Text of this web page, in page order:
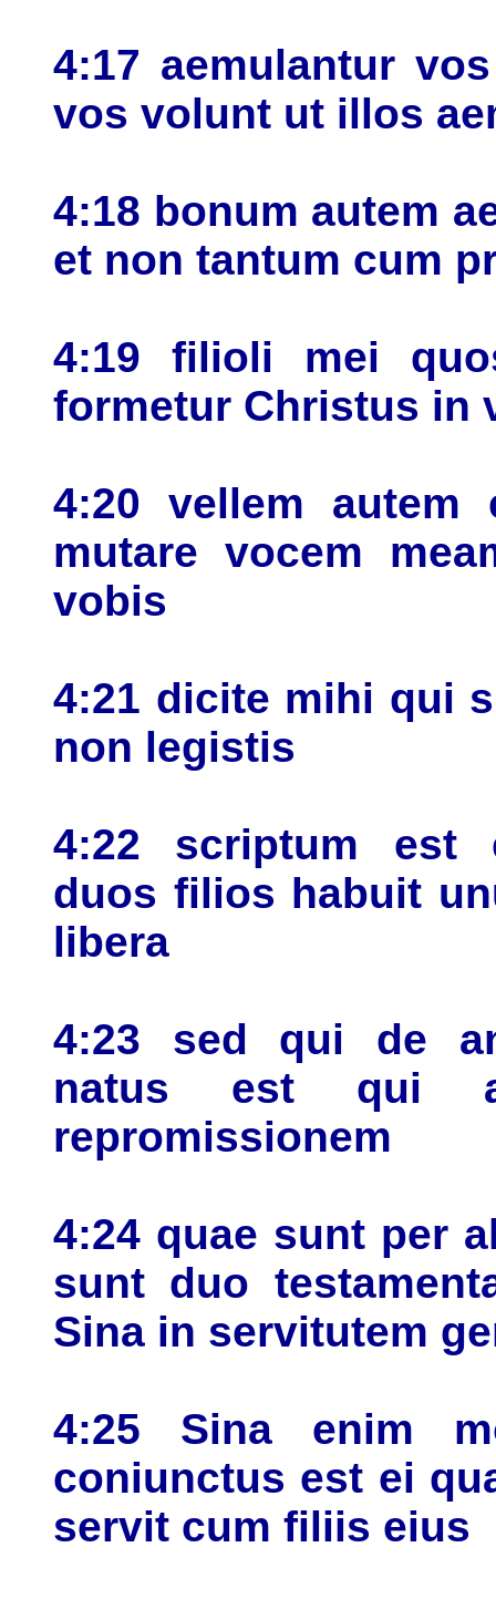
4:17 aemulantur
vos volunt ut illos
4:18 bonum autem
et non tantum cum
4:19 filioli mei
formetur Christus in
4:20 vellem
mutare vocem
vobis
4:21 dicite mihi qui
non legistis
4:22 scriptum est
duos filios habuit
libera
4:23 sed qui de
natus est qui
repromissionem
4:24 quae sunt per
sunt duo
Sina in servitutem
4:25 Sina enim
coniunctus est ei
servit cum filiis eius